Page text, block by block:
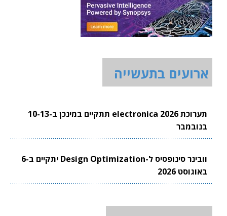
ארועים בתעשייה
תערוכת electronica 2026 תתקיים במינכן ב-10-13
בנובמבר
וובינר סינופסיס ל-Design Optimization יתקיים ב-6
באוגוסט 2026